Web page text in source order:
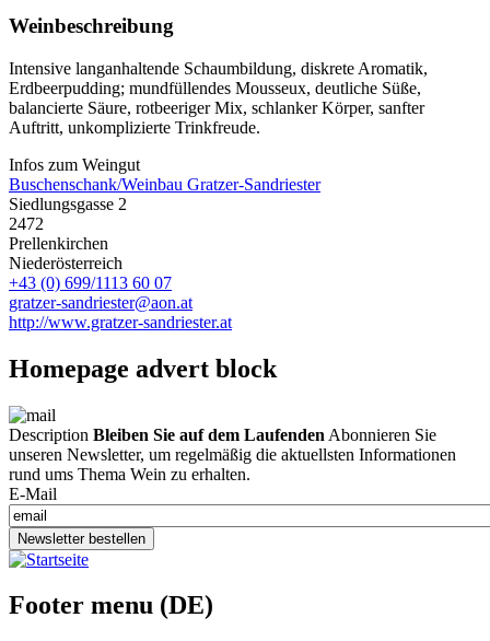
Weinbeschreibung
Intensive langanhaltende Schaumbildung, diskrete Aromatik,
Erdbeerpudding; mundfüllendes Mousseux, deutliche Süße,
balancierte Säure, rotbeeriger Mix, schlanker Körper, sanfter
Auftritt, unkomplizierte Trinkfreude.
Infos zum Weingut
Buschenschank/Weinbau Gratzer-Sandriester
Siedlungsgasse 2
2472
Prellenkirchen
Niederösterreich
+43 (0) 699/1113 60 07
gratzer-sandriester@aon.at
http://www.gratzer-sandriester.at
Homepage advert block
Description Bleiben Sie auf dem Laufenden Abonnieren Sie
unseren Newsletter, um regelmäßig die aktuellsten Informationen
rund ums Thema Wein zu erhalten.
E-Mail
Newsletter bestellen
Footer menu (DE)